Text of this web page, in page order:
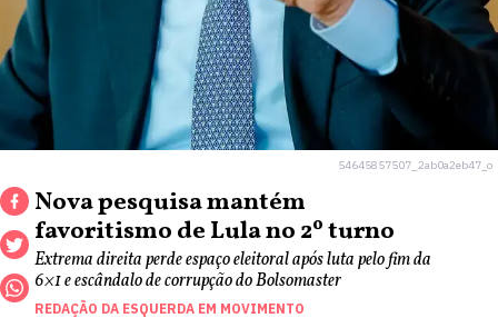
54645857507_2ab0a2eb47_o
Nova pesquisa mantém
favoritismo de Lula no 2º turno
Extrema direita perde espaço eleitoral após luta pelo fim da
6×1 e escândalo de corrupção do Bolsomaster
REDAÇÃO DA ESQUERDA EM MOVIMENTO